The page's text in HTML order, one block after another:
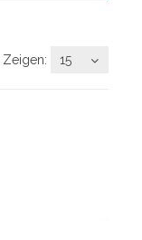
Zeigen:
15